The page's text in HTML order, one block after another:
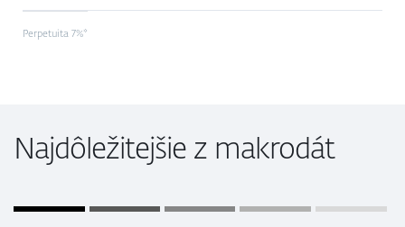
Perpetuita 7%*
Najdôležitejšie z makrodát